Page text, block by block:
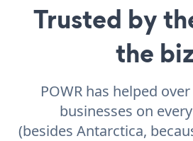
Trusted by
the
POWR has helped
businesses on
(besides Antarctica,